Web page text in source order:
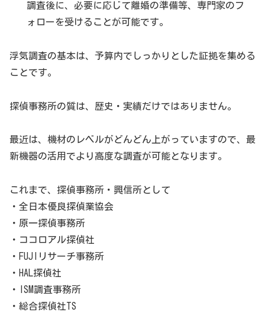
よくある質問詳細はコチラ
調査後に、必要に応じて離婚の準備等、専門家のフ
ォローを受けることが可能です。
浮気調査の基本は、予算内でしっかりとした証拠を集める
ことです。
探偵事務所の質は、歴史・実績だけではありません。
最近は、機材のレベルがどんどん上がっていますので、最
新機器の活用でより高度な調査が可能となります。
これまで、探偵事務所・興信所として
・全日本優良探偵業協会
・原一探偵事務所
・ココロアル探偵社
・FUJIリサーチ事務所
・HAL探偵社
・ISM調査事務所
・総合探偵社TS